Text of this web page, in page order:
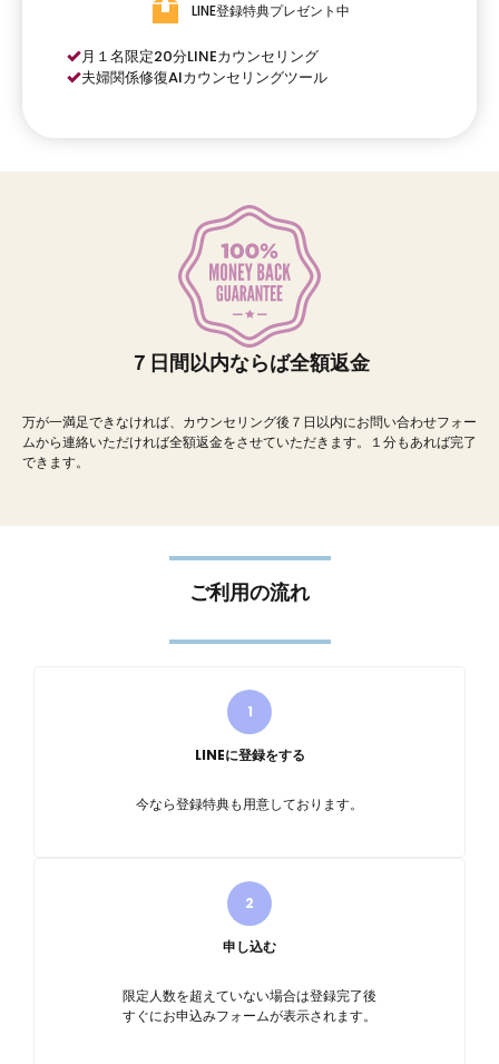
LINE登録特典プレゼント中
月１名限定20分LINEカウンセリング
夫婦関係修復AIカウンセリングツール
７日間以内ならば全額返金
万が一満足できなければ、カウンセリング後７日以内にお問い合わせフォー
ムから連絡いただければ全額返金をさせていただきます。１分もあれば完了
できます。
ご利用の流れ
LINEに登録をする
今なら登録特典も用意しております。
申し込む
限定人数を超えていない場合は登録完了後
すぐにお申込みフォームが表示されます。